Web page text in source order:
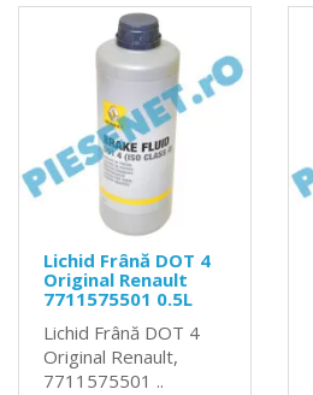
Lichid Frână DOT 4
Original Renault
7711575501 0.5L
Lichid Frână DOT 4
Original Renault,
7711575501 ..